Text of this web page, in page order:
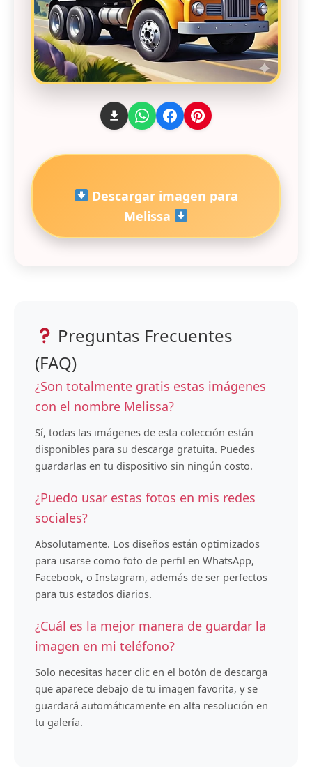
Descargar imagen para
Melissa
Preguntas Frecuentes
(FAQ)
¿Son totalmente gratis estas imágenes
con el nombre Melissa?
Sí, todas las imágenes de esta colección están
disponibles para su descarga gratuita. Puedes
guardarlas en tu dispositivo sin ningún costo.
¿Puedo usar estas fotos en mis redes
sociales?
Absolutamente. Los diseños están optimizados
para usarse como foto de perfil en WhatsApp,
Facebook, o Instagram, además de ser perfectos
para tus estados diarios.
¿Cuál es la mejor manera de guardar la
imagen en mi teléfono?
Solo necesitas hacer clic en el botón de descarga
que aparece debajo de tu imagen favorita, y se
guardará automáticamente en alta resolución en
tu galería.